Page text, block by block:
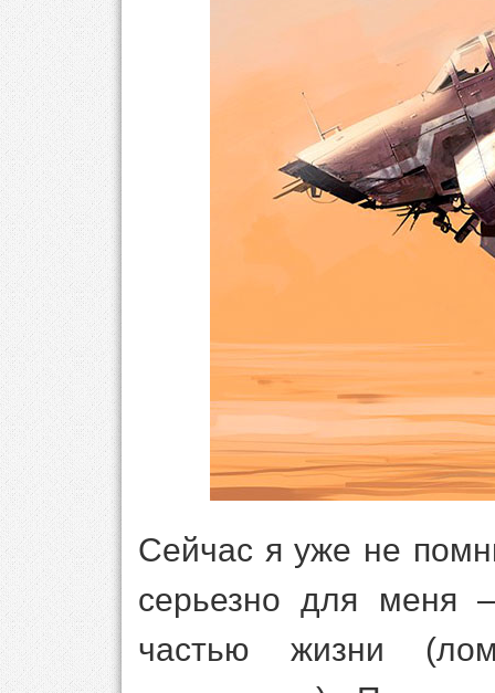
Сейчас я уже не
серьезно для меня
частью жизни